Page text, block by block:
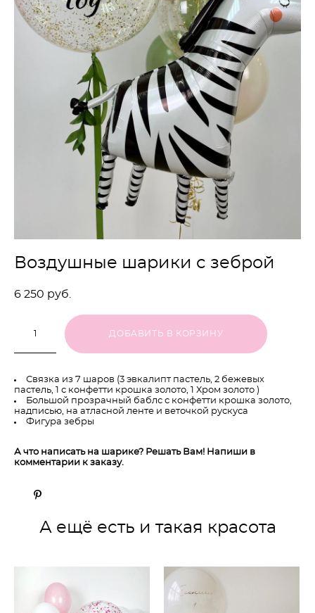
Воздушные шарики с зеброй
6 250 pуб.
ДОБАВИТЬ В КОРЗИНУ
Связка из 7 шаров (3 эвкалипт пастель, 2 бежевых
пастель, 1 с конфетти крошка золото, 1 Хром золото )
Большой прозрачный баблс с конфетти крошка золото,
надписью, на атласной ленте и веточкой рускуса
Фигура зебры
А что написать на шарике? Решать Вам! Напиши в
комментарии к заказу.
А ещё есть и такая красота